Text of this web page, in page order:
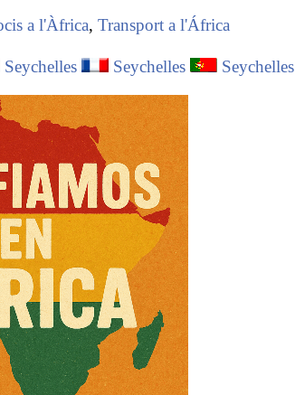
a l'Àfrica, Transport a l'África
Seychelles Seychelles Seychelles